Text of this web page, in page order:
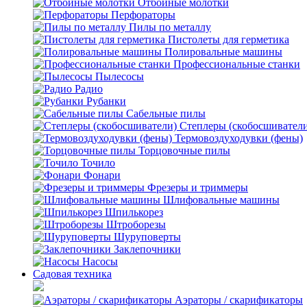
Отбойные молотки
Перфораторы
Пилы по металлу
Пистолеты для герметика
Полировальные машины
Профессиональные станки
Пылесосы
Радио
Рубанки
Сабельные пилы
Степлеры
Термовоздуходувки (фены)
Торцовочные пилы
Точило
Фонари
Фрезеры и триммеры
Шлифовальные машины
Шпилькорез
Штроборезы
Шуруповерты
Заклепочники
Насосы
Садовая техника
Аэраторы / скарификаторы